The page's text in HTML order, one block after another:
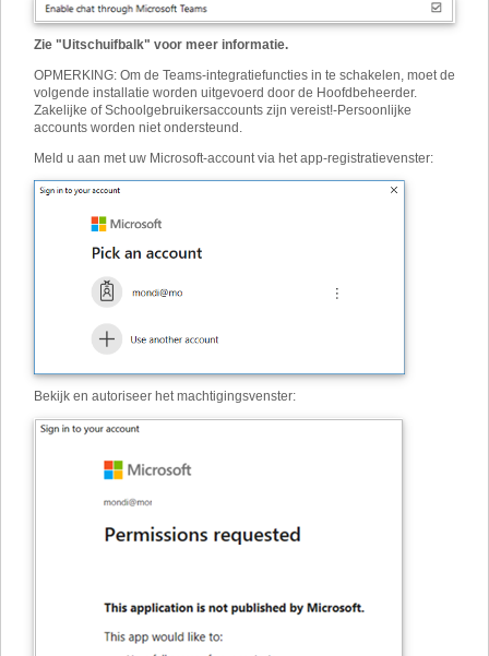
Zie "Uitschuifbalk" voor meer informatie.
OPMERKING: Om de Teams-integratiefuncties in te schakelen, moet de
volgende installatie worden uitgevoerd door de Hoofdbeheerder.
Zakelijke of Schoolgebruikersaccounts zijn vereist!-Persoonlijke
accounts worden niet ondersteund.
Meld u aan met uw Microsoft-account via het app-registratievenster:
Bekijk en autoriseer het machtigingsvenster: